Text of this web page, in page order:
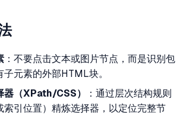
：不要点击文本或图片节点，而是识别包
元素的外部HTML块。
器（XPath/CSS）
：通过层次结构规则
索引位置）精炼选择器，以定位完整节